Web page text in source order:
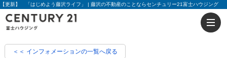
【更新】 「はじめよう藤沢ライフ」 | 藤沢の不動産のことならセンチュリー21富士ハウジング
＜＜ インフォメーションの一覧へ戻る